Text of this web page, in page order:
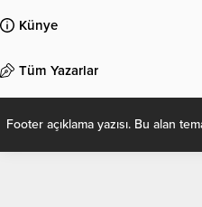
olarak bu şekilde gösterilir,
eklenmemişse bu alan boş kalır.
Künye
Tüm Yazarlar
Footer açıklama yazısı. Bu alan